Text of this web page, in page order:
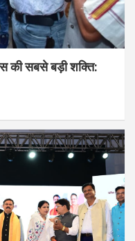
की सबसे बड़ी शक्ति: